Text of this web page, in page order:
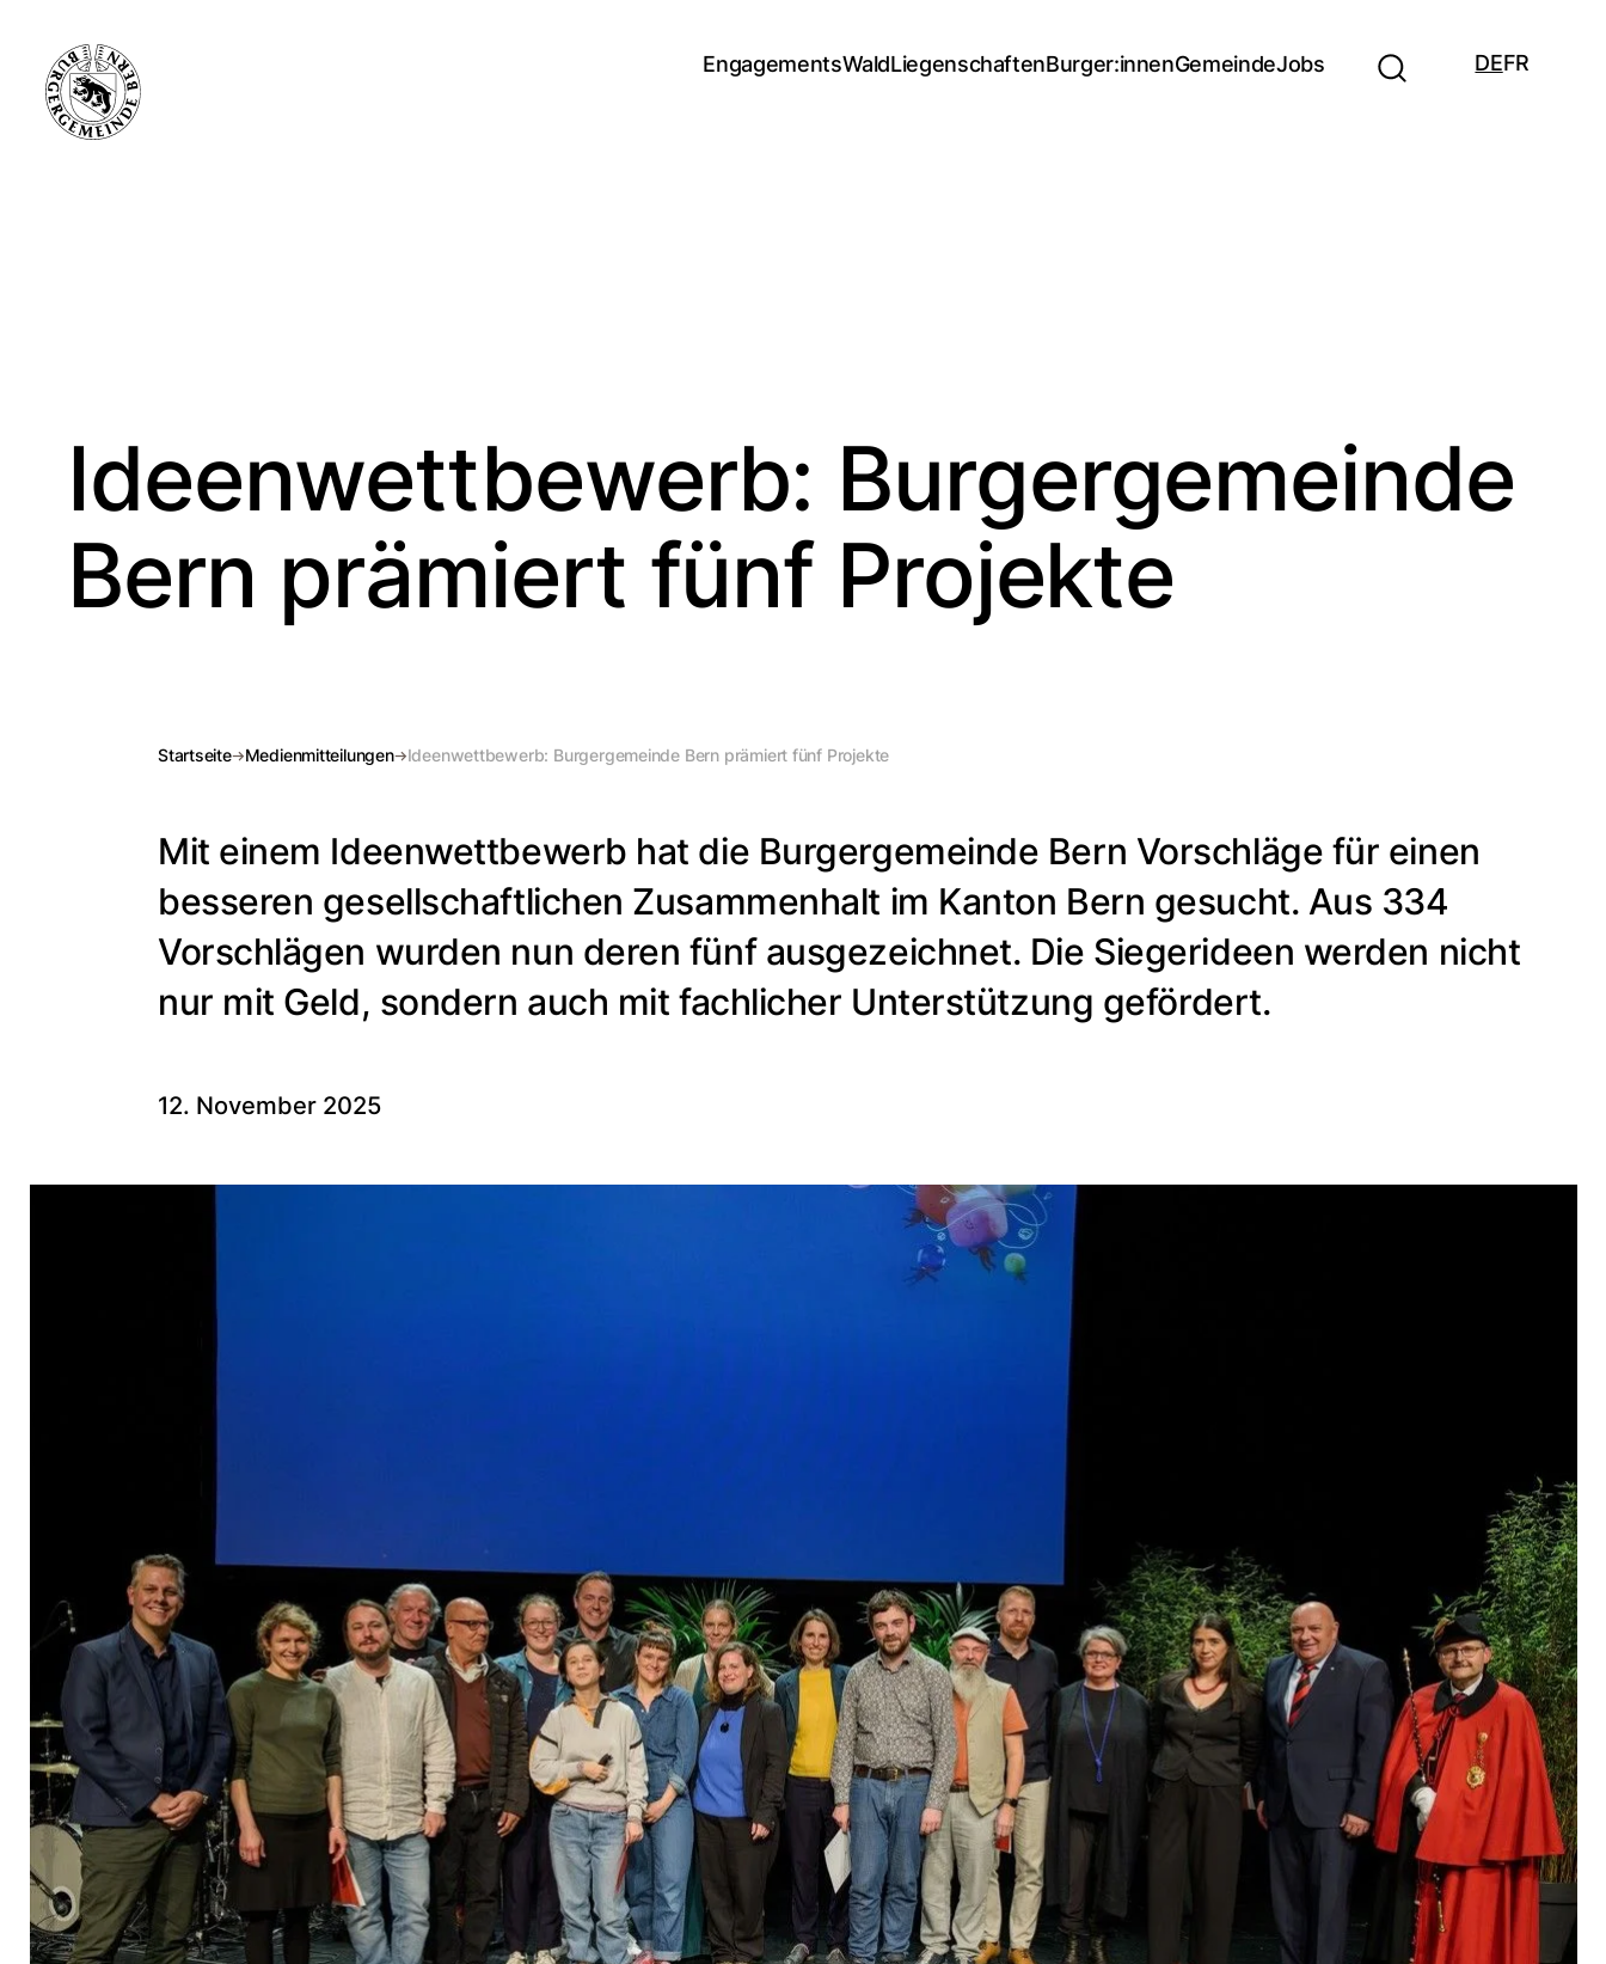
EngagementsWaldLiegenschaftenBurger:innenGemeindeJobs DEFR
Ideenwettbewerb: Burgergemeinde
Bern prämiert fünf Projekte
Startseite Medienmitteilungen Ideenwettbewerb: Burgergemeinde Bern prämiert fünf Projekte
Mit einem Ideenwettbewerb hat die Burgergemeinde Bern Vorschläge für einen
besseren gesellschaftlichen Zusammenhalt im Kanton Bern gesucht. Aus 334
Vorschlägen wurden nun deren fünf ausgezeichnet. Die Siegerideen werden nicht
nur mit Geld, sondern auch mit fachlicher Unterstützung gefördert.
12. November 2025